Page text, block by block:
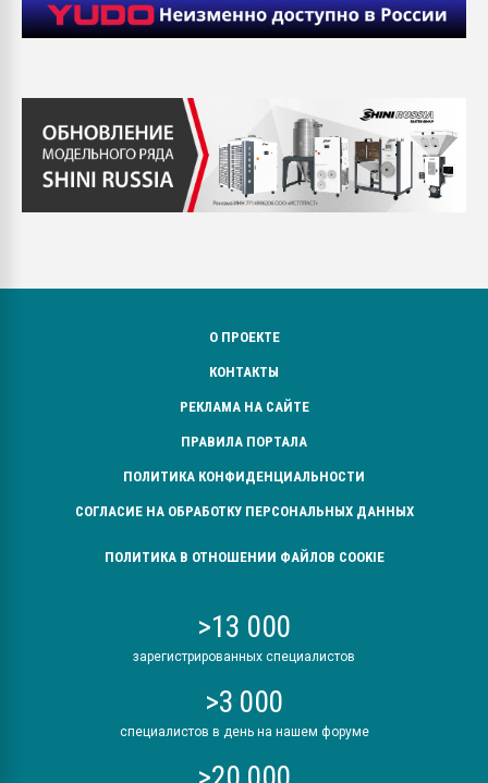
О ПРОЕКТЕ
КОНТАКТЫ
РЕКЛАМА НА САЙТЕ
ПРАВИЛА ПОРТАЛА
ПОЛИТИКА КОНФИДЕНЦИАЛЬНОСТИ
СОГЛАСИЕ НА ОБРАБОТКУ ПЕРСОНАЛЬНЫХ ДАННЫХ
ПОЛИТИКА В ОТНОШЕНИИ ФАЙЛОВ COOKIE
>13 000
зарегистрированных специалистов
>3 000
специалистов в день на нашем форуме